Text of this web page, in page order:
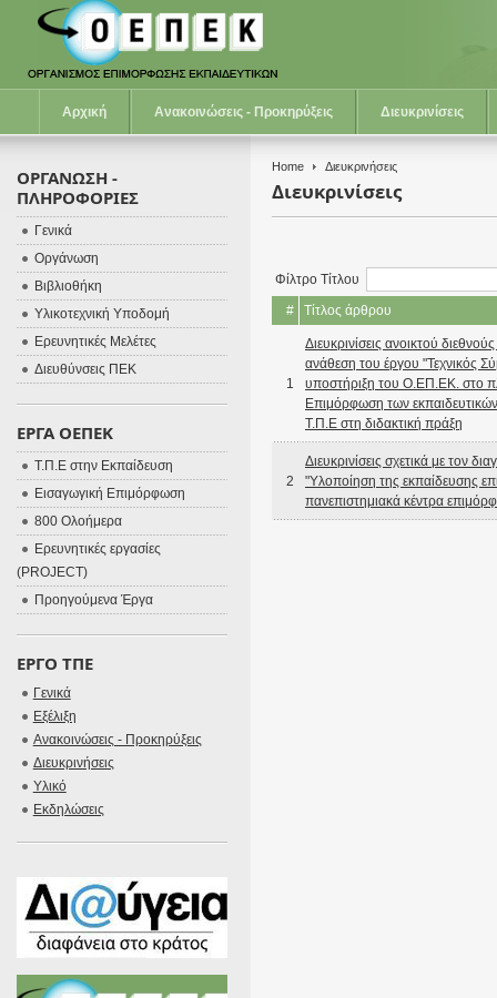
Αρχική Ανακοινώσεις - Προκηρύξεις Διευκρινίσεις
Home Διευκρινήσεις
Διευκρινίσεις
Φίλτρο Τίτλου
#
Τίτλος άρθρου
1
Διευκρινίσεις ανοικτού
ανάθεση του έργου "Τεχνικός
υποστήριξη του Ο.ΕΠ.ΕΚ. στο
Επιμόρφωση των
Τ.Π.Ε στη διδακτική πράξη
2
Διευκρινίσεις σχετικά με τον
"Υλοποίηση της εκπαίδευσης
πανεπιστημιακά κέντρα
ΟΡΓΑΝΩΣΗ -
ΠΛΗΡΟΦΟΡΙΕΣ
Γενικά
Οργάνωση
Βιβλιοθήκη
Υλικοτεχνική Υποδομή
Ερευνητικές Μελέτες
Διευθύνσεις ΠΕΚ
ΕΡΓΑ ΟΕΠΕΚ
Τ.Π.Ε στην Εκπαίδευση
Εισαγωγική Επιμόρφωση
800 Ολοήμερα
Ερευνητικές εργασίες
(PROJECT)
Προηγούμενα Έργα
ΕΡΓΟ ΤΠΕ
Γενικά
Εξέλιξη
Ανακοινώσεις - Προκηρύξεις
Διευκρινήσεις
Υλικό
Εκδηλώσεις